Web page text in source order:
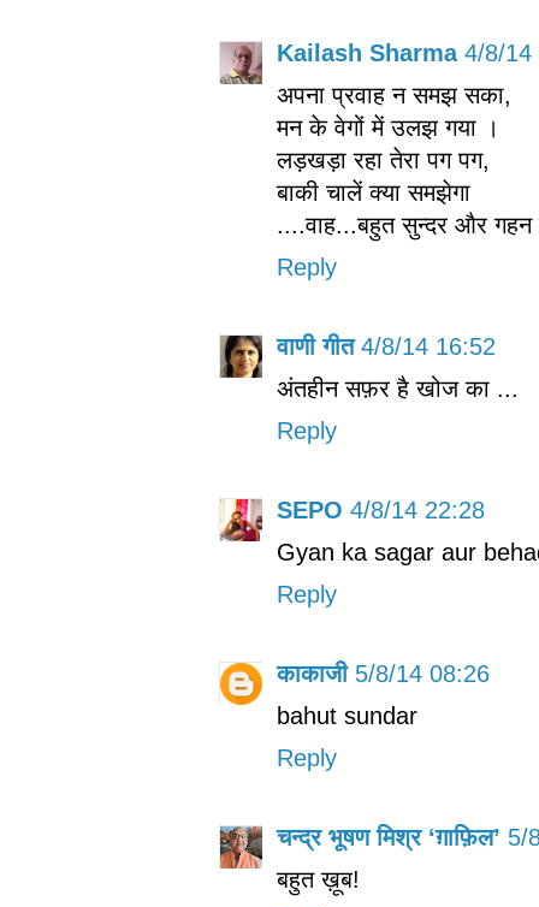
Kailash Sharma 4/8/14
अपना प्रवाह न समझ सका,
मन के वेगों में उलझ गया ।
लड़खड़ा रहा तेरा पग पग,
बाकी चालें क्या समझेगा
....वाह...बहुत सुन्दर और गहन
Reply
वाणी गीत 4/8/14 16:52
अंतहीन सफ़र है खोज का ...
Reply
SEPO 4/8/14 22:28
Gyan ka sagar aur
Reply
काकाजी 5/8/14 08:26
bahut sundar
Reply
चन्द्र भूषण मिश्र ‘ग़ाफ़िल’ 5/
बहुत ख़ूब!